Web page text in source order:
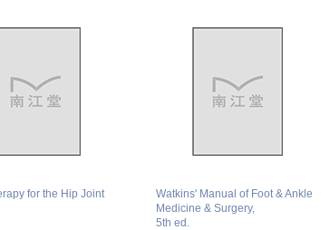
for the Hip Joint
Watkins' Manual of Foot & Ankle
Medicine & Surgery,
5th ed.